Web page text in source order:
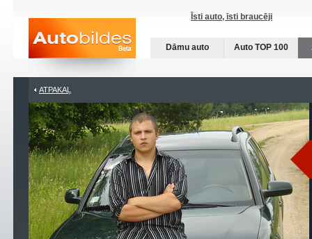
Īsti auto, īsti braucēji
Dāmu auto Auto TOP 100
ATPAKAĻ